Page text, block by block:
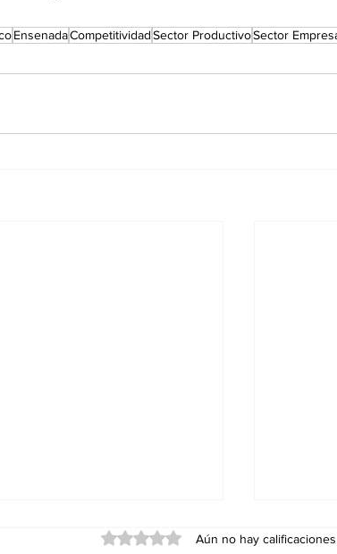
EnsenadaCompetitividadSector ProductivoSector
Obtuvo 0 de 5 estrellas.
Aún no hay calificaciones